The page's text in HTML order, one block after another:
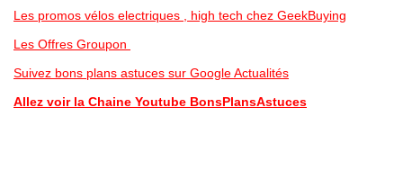
Les promos vélos electriques , high tech chez GeekBuying
Les Offres Groupon
Suivez bons plans astuces sur Google Actualités
Allez voir la Chaine Youtube BonsPlansAstuces